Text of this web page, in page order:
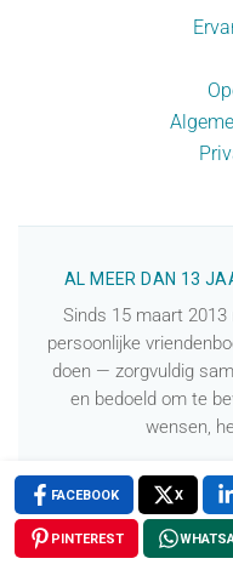
FACEBOOK X
PINTEREST
AL MEER DAN 13
Sinds 15 maart 2013
persoonlijke
doen — zorgvuldig
en bedoeld om te
wensen,